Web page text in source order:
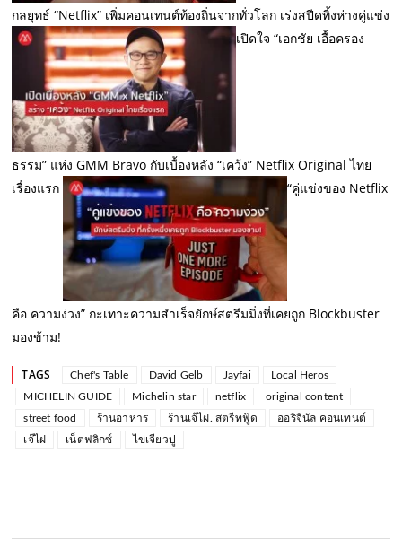
กลยุทธ์ “Netflix” เพิ่มคอนเทนต์ท้องถิ่นจากทั่วโลก เร่งสปีดทิ้งห่างคู่แข่ง
เปิดใจ “เอกชัย เอื้อครอง
ธรรม” แห่ง GMM Bravo กับเบื้องหลัง “เคว้ง” Netflix Original ไทย
เรื่องแรก
“คู่แข่งของ Netflix
คือ ความง่วง” กะเทาะความสำเร็จยักษ์สตรีมมิ่งที่เคยถูก Blockbuster
มองข้าม!
TAGS Chef's Table David Gelb Jayfai
Local Heros
MICHELIN GUIDE
Michelin star netflix
original content
street food
ร้านอาหาร ร้านเจ๊ไฝ. สตรีทฟู้ด
ออริจินัล คอนเทนต์
เจ๊ไฝ
เน็ตฟลิกซ์ ไข่เจียวปู